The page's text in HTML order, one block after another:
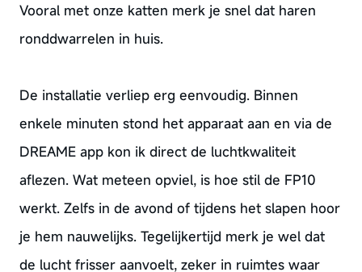
Vooral met onze katten merk je snel dat haren
ronddwarrelen in huis.
De installatie verliep erg eenvoudig. Binnen
enkele minuten stond het apparaat aan en via de
DREAME app kon ik direct de luchtkwaliteit
aflezen. Wat meteen opviel, is hoe stil de FP10
werkt. Zelfs in de avond of tijdens het slapen hoor
je hem nauwelijks. Tegelijkertijd merk je wel dat
de lucht frisser aanvoelt, zeker in ruimtes waar